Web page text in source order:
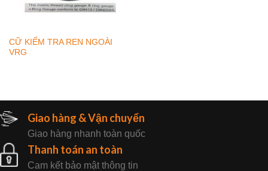
CỮ KIỂM TRA REN NGOÀI
VRG
Giao hàng & Vận chuyển
Giao hàng nhanh toàn quốc
Thanh toán an toàn
Cam kết bảo mật thông tin